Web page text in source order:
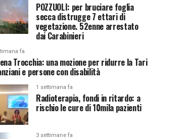
POZZUOLI: per bruciare foglia
secca distrugge 7 ettari di
vegetazione. 52enne arrestato
dai Carabinieri
fa
Trocchia: una mozione per ridurre la Tari
e persone con disabilità
1 settimana fa
Radioterapia, fondi in ritardo: a
rischio le cure di 10mila pazienti
3 settimane fa